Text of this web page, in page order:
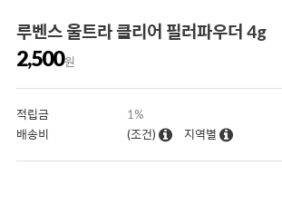
루벤스 울트라 클리어 필러파우더 4g
2,500원
적립금
1%
배송비
(조건) 지역별